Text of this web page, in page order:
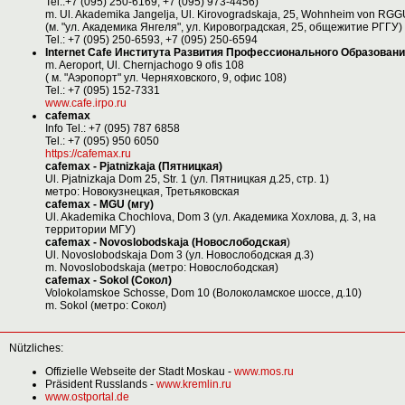
m. Ul. Akademika Jangelja, Ul. Kirovogradskaja, 25, Wohnheim von
(м. "ул. Академика Янгеля", ул. Кировоградская, 25, общежитие РГГУ)
Tel.: +7 (095) 250-6593, +7 (095) 250-6594
Internet Cafe Института Развития Профессионального
m. Aeroport, Ul. Chernjachogo 9 ofis 108
( м. "Аэропорт" ул. Черняховского, 9, офис 108)
Tel.: +7 (095) 152-7331
www.cafe.irpo.ru
cafemax
Info Tel.: +7 (095) 787 6858
Tel.: +7 (095) 950 6050
https://cafemax.ru
cafemax - Pjatnizkaja (Пятницкая)
Ul. Pjatnizkaja Dom 25, Str. 1 (ул. Пятницкая д.25, стр. 1)
метро: Новокузнецкая, Третьяковская
cafemax - MGU (мгу)
Ul. Akademika Chochlova, Dom 3 (ул. Академика Хохлова, д. 3, на
территории МГУ)
cafemax - Novoslobodskaja (Новослободская)
Ul. Novoslobodskaja Dom 3 (ул. Новослободская д.3)
m. Novoslobodskaja (метро: Новослободская)
cafemax - Sokol (Сокол)
Volokolamskoe Schosse, Dom 10 (Волоколамское шоссе, д.10)
m. Sokol (метро: Сокол)
Nützliches:
Offizielle Webseite der Stadt Moskau - www.mos.ru
Präsident Russlands - www.kremlin.ru
www.ostportal.de